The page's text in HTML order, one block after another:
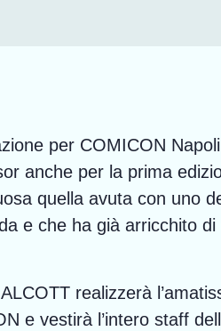
per COMICON
anche per la prima
quella avuta con uno
e che ha già arricchito
realizzerà
e vestirà l’intero staff